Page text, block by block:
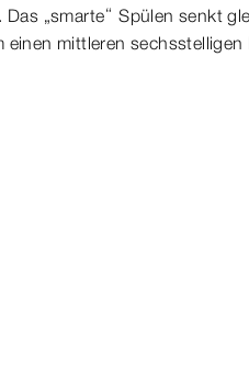
„smarte“ Spülen senkt
mittleren